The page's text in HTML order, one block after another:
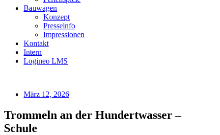
Bauwagen
Konzept
Presseinfo
Impressionen
Kontakt
Intern
Logineo LMS
März 12, 2026
Trommeln an der Hundertwasser –
Schule